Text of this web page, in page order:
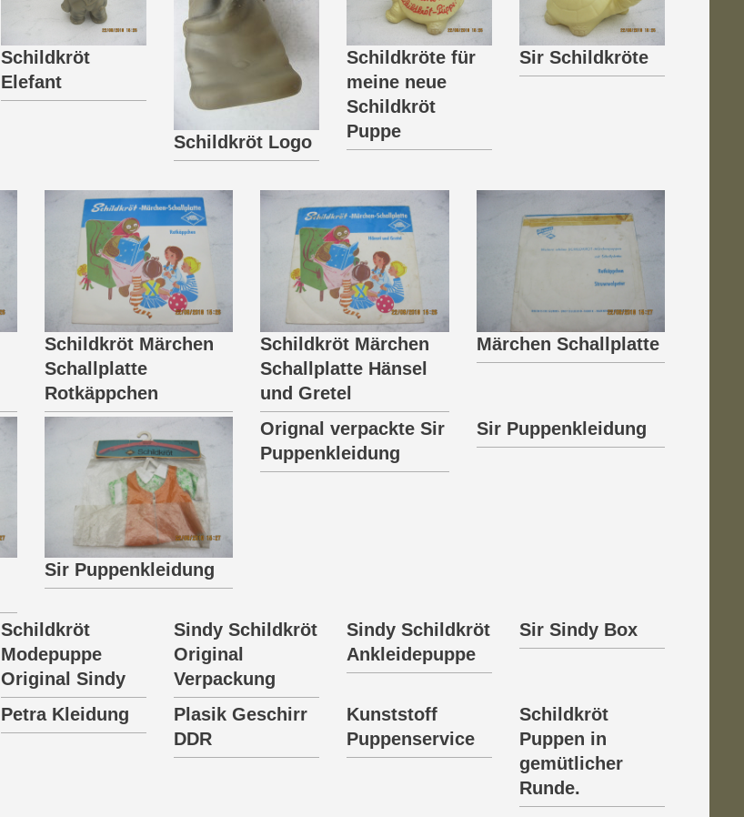
Schildkröt
Elefant
Schildkröt Logo
Schildkröte für
meine neue
Schildkröt
Puppe
Sir Schildkröte
Schildkröt Märchen
Schallplatte
Rotkäppchen
Schildkröt Märchen
Schallplatte Hänsel
und Gretel
Märchen Schallplatte
Sir Puppenkleidung
Orignal verpackte Sir
Puppenkleidung
Sir Puppenkleidung
Schildkröt
Modepuppe
Original Sindy
Sindy Schildkröt
Original
Verpackung
Sindy Schildkröt
Ankleidepuppe
Sir Sindy Box
Petra Kleidung
Plasik Geschirr
DDR
Kunststoff
Puppenservice
Schildkröt
Puppen in
gemütlicher
Runde.